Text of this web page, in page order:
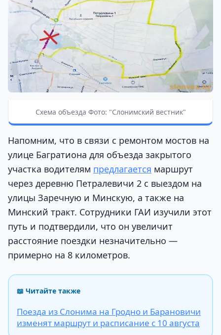
Схема объезда Фото: "Слонимский вестник"
Напомним, что в связи с ремонтом мостов на
улице Багратиона для объезда закрытого
участка водителям предлагается маршрут
через деревню Петралевичи 2 с выездом на
улицы Заречную и Минскую, а также на
Минский тракт. Сотрудники ГАИ изучили этот
путь и подтвердили, что он увеличит
расстояние поездки незначительно —
примерно на 8 километров.
📖 Читайте также
Поезда из Слонима на Гродно и Барановичи
изменят маршрут и расписание с 10 августа